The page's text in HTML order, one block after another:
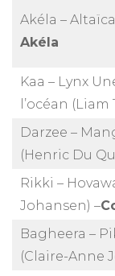
Akéla –
Akéla
Kaa – Lynx
l’océan (Liam
Darzee –
(Henric Du
Rikki –
Johansen) –
Bagheera –
(Claire-Anne